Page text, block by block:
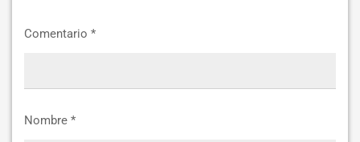
Comentario *
Nombre *